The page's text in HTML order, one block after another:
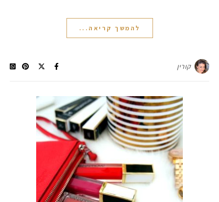
להמשך קריאה...
קורין